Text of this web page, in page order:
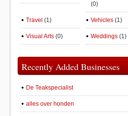
(0)
Travel (1) Vehicles (1)
Visual Arts (0) Weddings (1)
Recently Added Businesses
De Teakspecialist
alles over honden